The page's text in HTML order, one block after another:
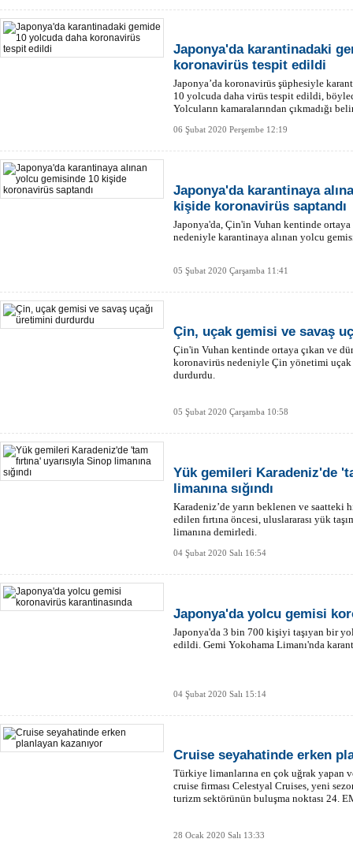
Japonya'da karantinadaki
koronavirüs tespit edildi
Japonya’da koronavirüs şüphesiyle
10 yolcuda daha virüs tespit edildi,
Yolcuların kamaralarından çıkmadığı
06 Şubat 2020 Perşembe 12:19
Japonya'da karantinaya
kişide koronavirüs saptandı
Japonya'da, Çin'in Vuhan kentinde
nedeniyle karantinaya alınan yolcu
05 Şubat 2020 Çarşamba 11:41
Çin, uçak gemisi ve savaş
Çin'in Vuhan kentinde ortaya çıkan ve
koronavirüs nedeniyle Çin yönetimi uçak
durdurdu.
05 Şubat 2020 Çarşamba 10:58
Yük gemileri Karadeniz'de
limanına sığındı
Karadeniz’de yarın beklenen ve saatteki
edilen fırtına öncesi, uluslararası yük
limanına demirledi.
04 Şubat 2020 Salı 16:54
Japonya'da yolcu gemisi
Japonya'da 3 bin 700 kişiyi taşıyan bir
edildi. Gemi Yokohama Limanı'nda
04 Şubat 2020 Salı 15:14
Cruise seyahatinde erken
Türkiye limanlarına en çok uğrak yapan
cruise firması Celestyal Cruises, yeni
turizm sektörünün buluşma noktası 24.
28 Ocak 2020 Salı 13:33